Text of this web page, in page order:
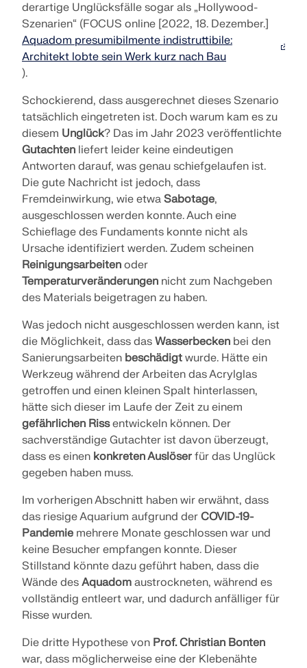
derartige Unglücksfälle sogar als „Hollywood-
Szenarien“ (FOCUS online [2022, 18. Dezember.]
Aquadom presumibilmente indistruttibile:
Architekt lobte sein Werk kurz nach Bau
).
Schockierend, dass ausgerechnet dieses Szenario
tatsächlich eingetreten ist. Doch warum kam es zu
diesem Unglück? Das im Jahr 2023 veröffentlichte
Gutachten liefert leider keine eindeutigen
Antworten darauf, was genau schiefgelaufen ist.
Die gute Nachricht ist jedoch, dass
Fremdeinwirkung, wie etwa Sabotage,
ausgeschlossen werden konnte. Auch eine
Schieflage des Fundaments konnte nicht als
Ursache identifiziert werden. Zudem scheinen
Reinigungsarbeiten oder
Temperaturveränderungen nicht zum Nachgeben
des Materials beigetragen zu haben.
Was jedoch nicht ausgeschlossen werden kann, ist
die Möglichkeit, dass das Wasserbecken bei den
Sanierungsarbeiten beschädigt wurde. Hätte ein
Werkzeug während der Arbeiten das Acrylglas
getroffen und einen kleinen Spalt hinterlassen,
hätte sich dieser im Laufe der Zeit zu einem
gefährlichen Rissentwickeln können. Der
sachverständige Gutachter ist davon überzeugt,
dass es einen konkreten Auslöser für das Unglück
gegeben haben muss.
Im vorherigen Abschnitt haben wir erwähnt, dass
das riesige Aquarium aufgrund der COVID-19-
Pandemie mehrere Monate geschlossen war und
keine Besucher empfangen konnte. Dieser
Stillstand könnte dazu geführt haben, dass die
Wände des Aquadom austrockneten, während es
vollständig entleert war, und dadurch anfälliger für
Risse wurden.
Die dritte Hypothese von Prof. Christian Bonten
war, dass möglicherweise eine der Klebenähte